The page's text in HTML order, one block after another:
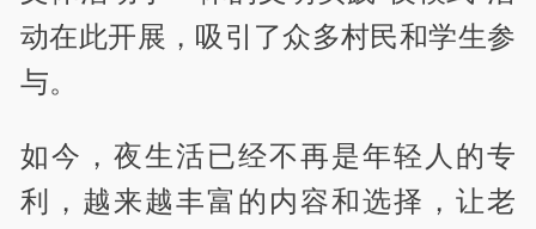
动在此开展，吸引了众多村民和学生参
与。
如今，夜生活已经不再是年轻人的专
利，越来越丰富的内容和选择，让老